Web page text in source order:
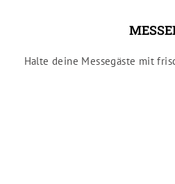
Halte deine Messegäste mit